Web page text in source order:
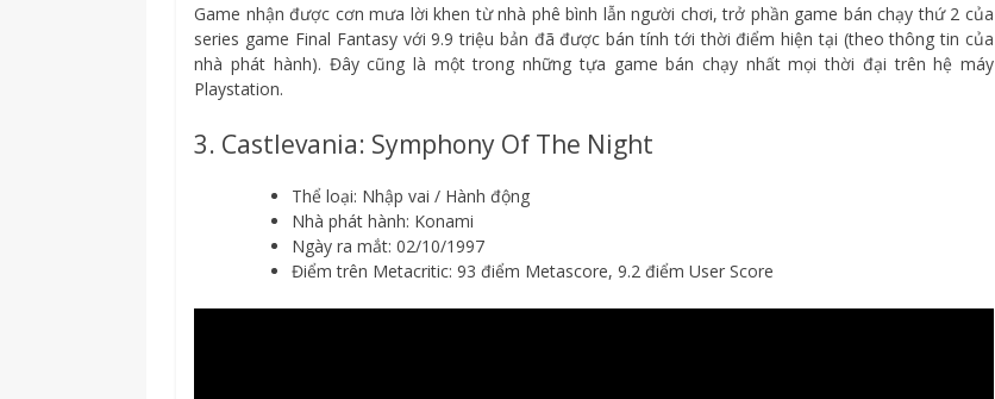
Game nhận được cơn mưa lời khen từ nhà phê bình lẫn người chơi, trở phần game bán chạy thứ 2 của
series game Final Fantasy với 9.9 triệu bản đã được bán tính tới thời điểm hiện tại (theo thông tin của
nhà phát hành). Đây cũng là một trong những tựa game bán chạy nhất mọi thời đại trên hệ máy
Playstation.
3. Castlevania: Symphony Of The Night
Thể loại: Nhập vai / Hành động
Nhà phát hành: Konami
Ngày ra mắt: 02/10/1997
Điểm trên Metacritic: 93 điểm Metascore, 9.2 điểm User Score